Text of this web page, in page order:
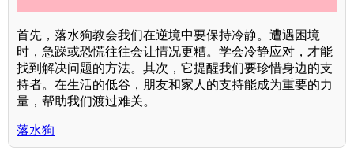
首先，落水狗教会我们在逆境中要保持冷静。遭遇困境
时，急躁或恐慌往往会让情况更糟。学会冷静应对，才能
找到解决问题的方法。其次，它提醒我们要珍惜身边的支
持者。在生活的低谷，朋友和家人的支持能成为重要的力
量，帮助我们渡过难关。
落水狗